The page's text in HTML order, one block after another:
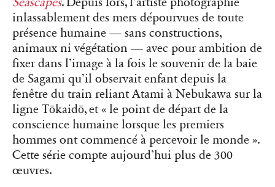
inlassablement des mers dépourvues de toute
présence humaine — sans constructions,
animaux ni végétation — avec pour ambition de
fixer dans l’image à la fois le souvenir de la baie
de Sagami qu’il observait enfant depuis la
fenêtre du train reliant Atami à Nebukawa sur la
ligne Tōkaidō, et « le point de départ de la
conscience humaine lorsque les premiers
hommes ont commencé à percevoir le monde ».
Cette série compte aujourd’hui plus de 300
œuvres.